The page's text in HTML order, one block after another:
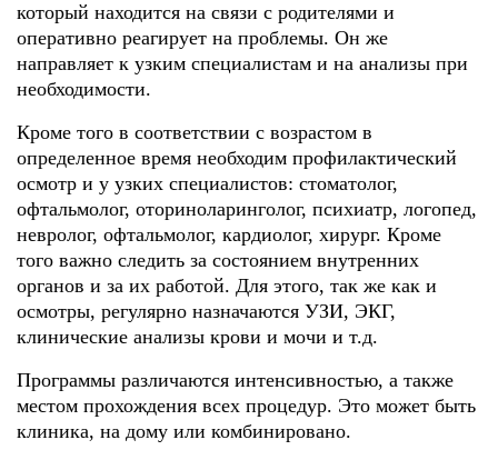
который находится на связи с родителями и
оперативно реагирует на проблемы. Он же
направляет к узким специалистам и на анализы при
необходимости.
Кроме того в соответствии с возрастом в
определенное время необходим профилактический
осмотр и у узких специалистов: стоматолог,
офтальмолог, оториноларинголог, психиатр, логопед,
невролог, офтальмолог, кардиолог, хирург. Кроме
того важно следить за состоянием внутренних
органов и за их работой. Для этого, так же как и
осмотры, регулярно назначаются УЗИ, ЭКГ,
клинические анализы крови и мочи и т.д.
Программы различаются интенсивностью, а также
местом прохождения всех процедур. Это может быть
клиника, на дому или комбинировано.